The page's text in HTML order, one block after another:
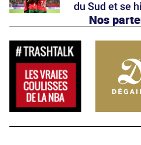
du Sud et se
Nos